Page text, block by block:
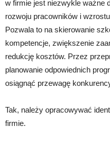
w firmie jest niezwykle ważne
rozwoju pracowników i
Pozwala to na skierowanie
kompetencje, zwiększenie
redukcję kosztów. Przez
planowanie odpowiednich
osiągnąć przewagę
Tak, należy opracowywać
firmie.